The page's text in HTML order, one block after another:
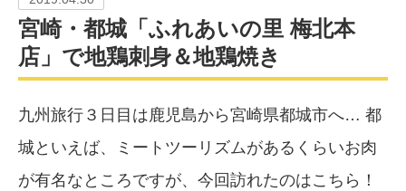
宮崎・都城「ふれあいの里 梅北本
店」で地鶏刺身＆地鶏焼き
九州旅行３日目は鹿児島から宮崎県都城市へ… 都
城といえば、ミートツーリズムがあるくらいお肉
が有名なところですが、今回訪れたのはこちら！